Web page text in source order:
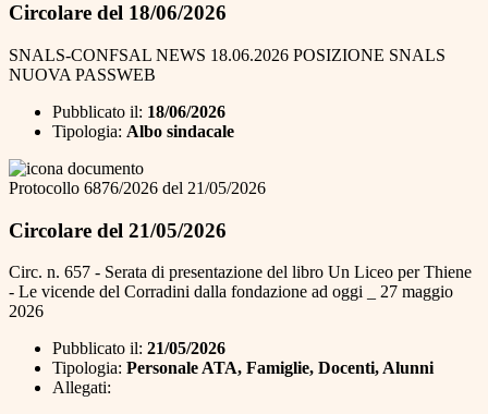
Circolare del 18/06/2026
SNALS-CONFSAL NEWS 18.06.2026 POSIZIONE SNALS
NUOVA PASSWEB
Pubblicato il: 18/06/2026
Tipologia: Albo sindacale
Protocollo 6876/2026 del 21/05/2026
Circolare del 21/05/2026
Circ. n. 657 - Serata di presentazione del libro Un Liceo per Thiene
- Le vicende del Corradini dalla fondazione ad oggi _ 27 maggio
2026
Pubblicato il: 21/05/2026
Tipologia: Personale ATA, Famiglie, Docenti, Alunni
Allegati: